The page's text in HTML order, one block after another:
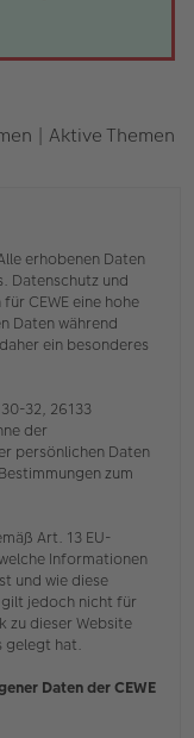
| Aktive Themen
erhobenen Daten
Datenschutz und
CEWE eine hohe
Daten während
ein besonderes
32, 26133
der
persönlichen Daten
zum
Art. 13 EU-
Informationen
und wie diese
jedoch nicht für
zu dieser Website
gelegt hat.
Daten der CEWE